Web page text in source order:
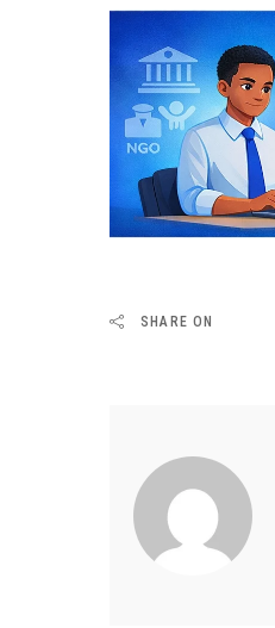
SHARE ON